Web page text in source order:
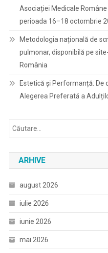
Asociației Medicale
perioada 16–18 octombrie
Metodologia națională de
pulmonar, disponibilă pe
România
Estetică și Performanță: De
Alegerea Preferată a
ARHIVE
august 2026
iulie 2026
iunie 2026
mai 2026